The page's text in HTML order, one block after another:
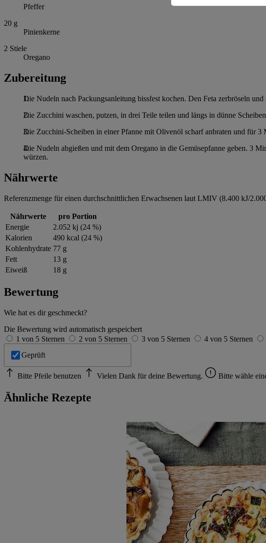
Pfeffer
20 g
Pinienkerne
2 Stiele
Oregano
Zubereitung
Die Nudeln nach Packungsanleitung bissfest kochen. Den Feta zerbröseln
Die Zucchini waschen, putzen, in drei Teile teilen und längs in dünne
Die Zucchini-Scheiben in einer Pfanne mit Olivenöl scharf anbraten und für
Die Nudeln abgießen und mit dem Oregano in die Gemüsepfanne geben. 3
würzen.
Nährwerte
Referenzmenge für einen durchschnittlichen Erwachsenen laut LMIV (8.400 kJ/
Nährwerte
pro Portion
Energie
2.052 kj (24 %)
Kalorien
490 kcal (24 %)
Kohlenhydrate 77 g
Fett
13 g
Eiweiß
18 g
Bewertung
Wie hat es dir geschmeckt?
Die Bewertung wird automatisch gespeichert
1 von 5 Sternen
2 von 5 Sternen 3 von 5 Sternen 4 von 5 Sternen
Geprüft
Bitte Pfeile benutzen Vielen Dank für deine Bewertung. Bitte wähle
Ähnliche Rezepte